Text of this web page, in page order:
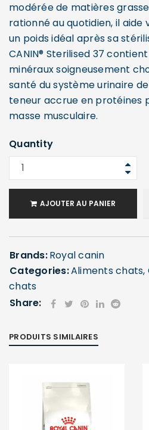
CONNECTER
ou e-mail
de passe*
Se
SE CONNECTER
modérée de matières
rationné au quotidien, il
un poids idéal après sa
CANIN® Sterilised 37
minéraux soigneusement
santé du système urinaire
teneur accrue en protéines
masse musculaire.
Quantity
AJOUTER AU PANIER
Brands:Royal canin
Categories:Aliments chats,
chats
Share:
PRODUITS SIMILAIRES